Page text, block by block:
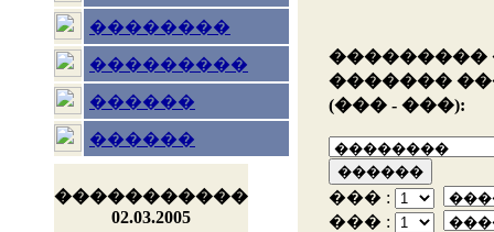
��������
���������
������
������
�����������
02.03.2005
���������
�������
(��� - ���):
��� :
��� :